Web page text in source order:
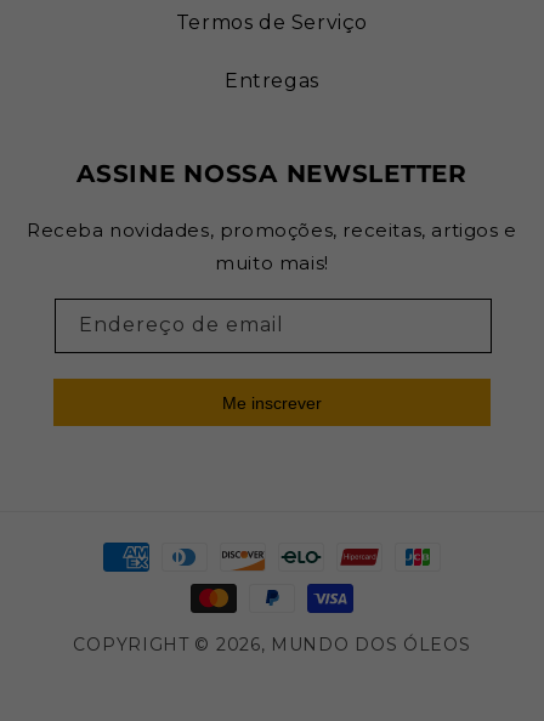
Termos de Serviço
Entregas
ASSINE NOSSA NEWSLETTER
Receba novidades, promoções, receitas, artigos e
muito mais!
Endereço de email
Me inscrever
Formas
COPYRIGHT © 2026, MUNDO DOS ÓLEOS